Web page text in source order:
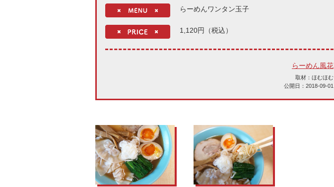
らーめんワンタン玉子
1,120円（税込）
らーめん風花
取材：ほむほむ
公開日：2018-09-01